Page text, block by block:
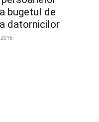
bugetul de
datornicilor